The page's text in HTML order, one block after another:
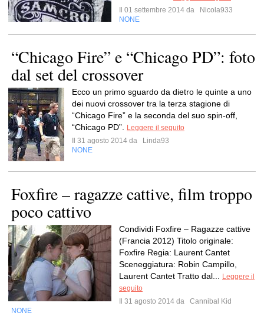
Il 01 settembre 2014 da
Nicola933
NONE
“Chicago Fire” e “Chicago PD”: foto
dal set del crossover
Ecco un primo sguardo da dietro le quinte a uno
dei nuovi crossover tra la terza stagione di
“Chicago Fire” e la seconda del suo spin-off,
“Chicago PD”.
Leggere il seguito
Il 31 agosto 2014 da
Linda93
NONE
Foxfire – ragazze cattive, film troppo
poco cattivo
Condividi Foxfire – Ragazze cattive
(Francia 2012) Titolo originale:
Foxfire Regia: Laurent Cantet
Sceneggiatura: Robin Campillo,
Laurent Cantet Tratto dal...
Leggere il
seguito
Il 31 agosto 2014 da
Cannibal Kid
NONE